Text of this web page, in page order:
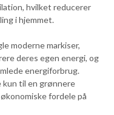
hvilket reducerer
i hjemmet.
moderne markiser,
deres egen energi, og
energiforbrug.
kun til en grønnere
fordele på